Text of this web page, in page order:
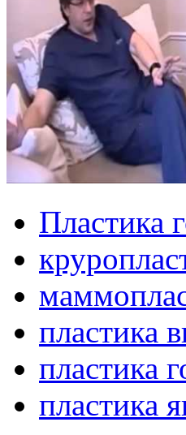
Пластика
пластика
пластика
пластика